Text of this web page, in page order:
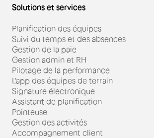
Solutions et services
Planification des équipes
Suivi du temps et des absences
Gestion de la paie
Gestion admin et RH
Pilotage de la performance
L'app des équipes de terrain
Signature électronique
Assistant de planification
Pointeuse
Gestion des activités
Accompagnement client